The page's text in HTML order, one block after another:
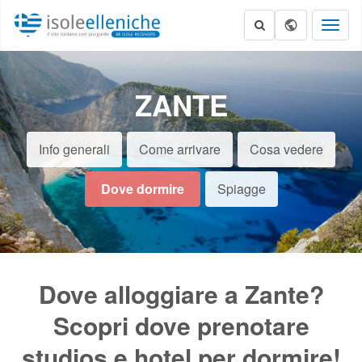
ZANTE
Info generali Come arrivare Cosa vedere
Dove dormire Spiagge
Dove alloggiare a Zante?
Scopri dove prenotare